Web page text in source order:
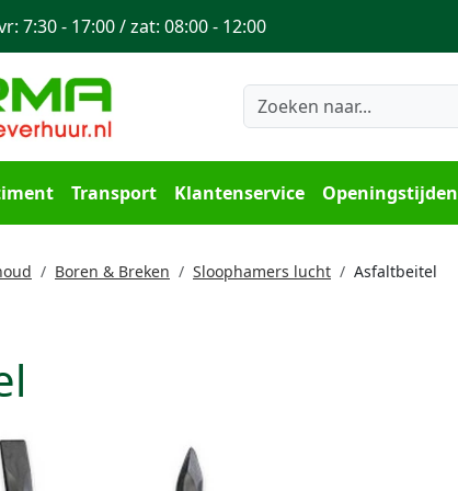
Transport Klantenservice Openingstijden
7:30 - 17:00 / zat: 08:00 - 12:00
Boren & Breken Sloophamers lucht
Asfaltbeitel